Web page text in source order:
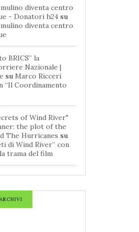
diventa centro
- Donatori h24 su
mulino diventa centro
BRICS” la
Nazionale |
su Marco Ricceri
“Il Coordinamento
of Wind River"
the plot of the
The Hurricanes su
di Wind River” con
trama del film
ARCHIVI